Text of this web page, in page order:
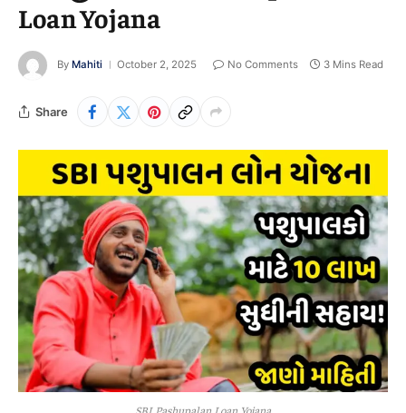
Loan Yojana
By Mahiti October 2, 2025 No Comments 3 Mins Read
Share